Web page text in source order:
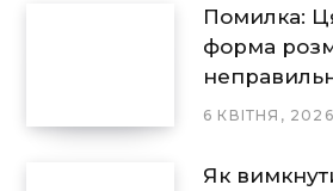
Помилка:
форма
6 КВІТНЯ, 2026
Як